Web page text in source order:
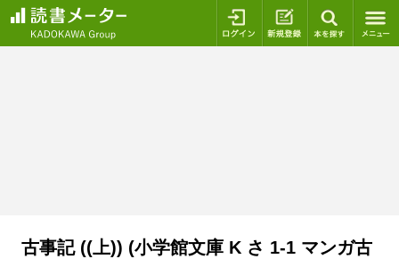
ログイン 新規登録
古事記 ((上)) (小学館文庫 K さ 1-1 マンガ古